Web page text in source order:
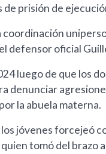
de prisión de
defensor oficial
luego de que los
denunciar
la abuela materna.
jóvenes forcejeó
tomó del brazo